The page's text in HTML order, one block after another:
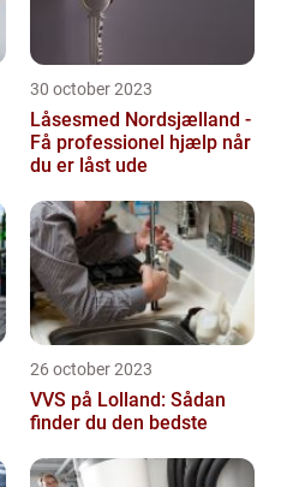
30 october 2023
Låsesmed Nordsjælland -
Få professionel hjælp når
du er låst ude
26 october 2023
VVS på Lolland: Sådan
finder du den bedste